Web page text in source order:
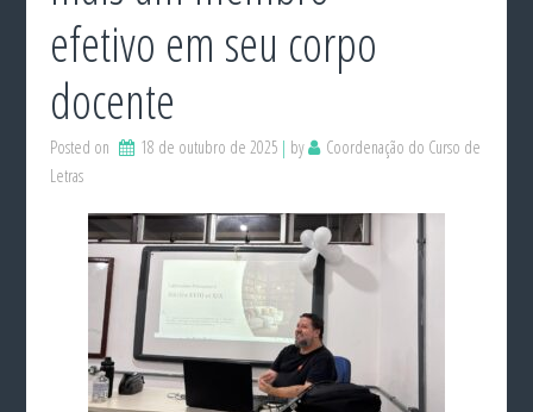
efetivo em seu corpo
docente
Posted on 18 de outubro de 2025 by
Coordenação do Curso de
Letras